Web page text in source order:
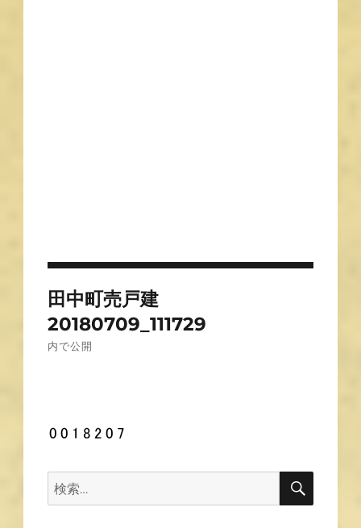
稿
ナ
シ
田中町売戸建
20180709_111729
内で公開